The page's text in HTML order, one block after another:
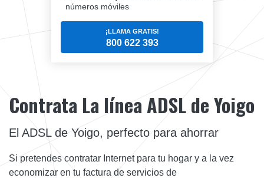
números móviles
¡LLAMA GRATIS!
800 622 393
Contrata La línea ADSL de Yoigo
El ADSL de Yoigo, perfecto para ahorrar
Si pretendes contratar Internet para tu hogar y a la vez
economizar en tu factura de servicios de